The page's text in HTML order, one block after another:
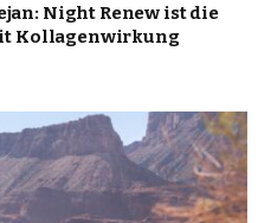
Night Renew ist die
Kollagenwirkung